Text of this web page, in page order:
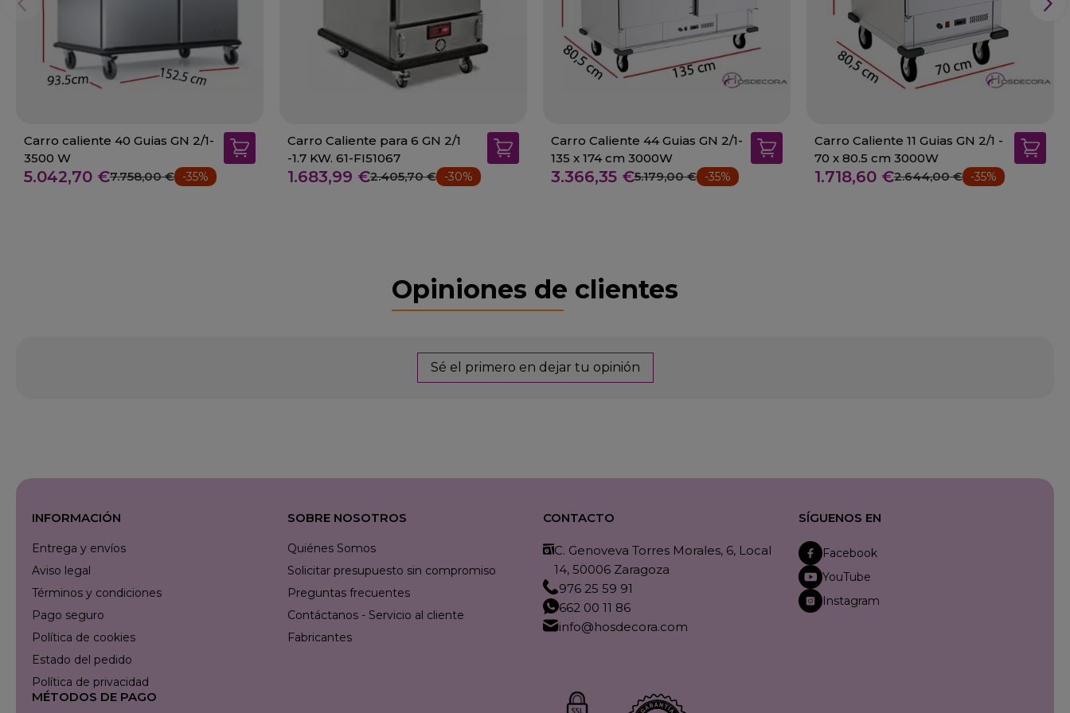
Carro caliente 40 Guias GN 2/1-
3500 W
5.042,70 €7.758,00 € -35%
Carro Caliente para 6 GN 2/1
-1.7 KW. 61-FI51067
1.683,99 €2.405,70 € -30%
Carro Caliente 44 Guias GN 2/1-
135 x 174 cm 3000W
3.366,35 €5.179,00 € -35%
Carro Caliente 11 Guias GN 2/1 -
70 x 80.5 cm 3000W
1.718,60 €2.644,00 € -35%
Opiniones de clientes
Sé el primero en dejar tu opinión
INFORMACIÓN
Entrega y envíos
Aviso legal
Términos y condiciones
Pago seguro
Política de cookies
Estado del pedido
Política de privacidad
SOBRE NOSOTROS
Quiénes Somos
Solicitar presupuesto sin compromiso
Preguntas frecuentes
Contáctanos - Servicio al cliente
Fabricantes
CONTACTO
C. Genoveva Torres Morales, 6, Local
14, 50006 Zaragoza
976 25 59 91
662 00 11 86
info@hosdecora.com
SÍGUENOS EN
Facebook
YouTube
Instagram
MÉTODOS DE PAGO